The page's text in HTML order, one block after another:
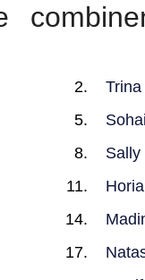
Trina
Sally
Horia